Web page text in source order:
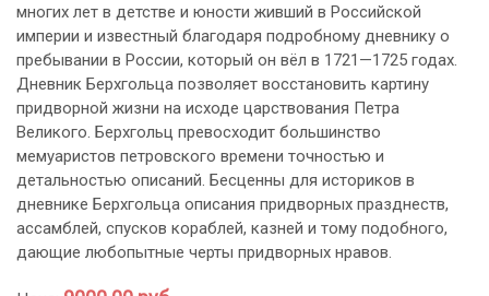
многих лет в детстве и юности живший в Российской
империи и известный благодаря подробному дневнику о
пребывании в России, который он вёл в 1721—1725 годах.
Дневник Берхгольца позволяет восстановить картину
придворной жизни на исходе царствования Петра
Великого. Берхгольц превосходит большинство
мемуаристов петровского времени точностью и
детальностью описаний. Бесценны для историков в
дневнике Берхгольца описания придворных празднеств,
ассамблей, спусков кораблей, казней и тому подобного,
дающие любопытные черты придворных нравов.